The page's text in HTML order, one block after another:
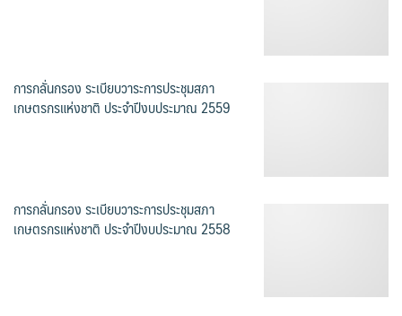
การกลั่นกรอง ระเบียบวาระการประชุมสภา
เกษตรกรแห่งชาติ ประจำปีงบประมาณ 2559
การกลั่นกรอง ระเบียบวาระการประชุมสภา
เกษตรกรแห่งชาติ ประจำปีงบประมาณ 2558